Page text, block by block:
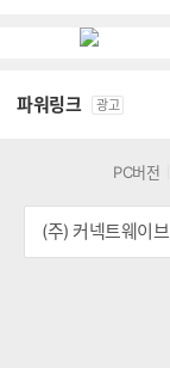
파워링크 광고
PC버전
(주) 커넥트웨이브